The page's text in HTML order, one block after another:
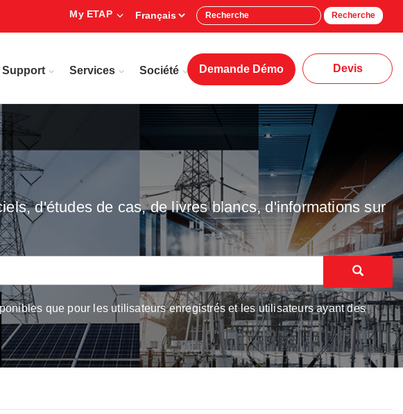
My ETAP Recherche
Support Services Société Demande Démo Devis
d'études de cas, de livres blancs, d'informations sur
que pour les utilisateurs enregistrés et les utilisateurs ayant des